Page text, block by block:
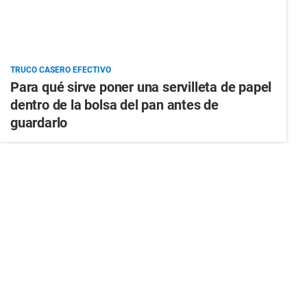
TRUCO CASERO EFECTIVO
Para qué sirve poner una servilleta de papel
dentro de la bolsa del pan antes de
guardarlo